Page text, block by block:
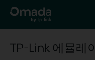
TP-Link 에뮬레